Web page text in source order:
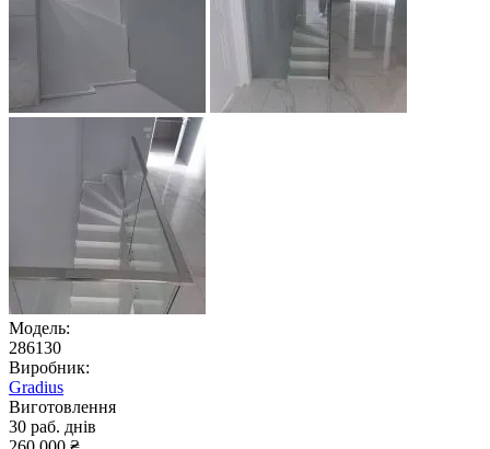
Модель:
286130
Виробник:
Gradius
Виготовлення
30 раб. днів